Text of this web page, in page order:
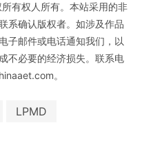
有权人所有。本站采用的非
系确认版权者。如涉及作品
子邮件或电话通知我们，以
不必要的经济损失。联系电
。
LPMD